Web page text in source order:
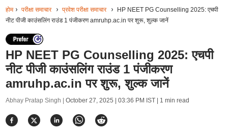
होम परीक्षा समाचार प्रवेश परीक्षा समाचार
HP NEET PG Counselling 2025: एचपी
नीट पीजी काउंसलिंग राउंड 1 पंजीकरण amruhp.ac.in पर शुरू, शुल्क जानें
HP NEET PG Counselling 2025: एचपी
नीट पीजी काउंसलिंग राउंड 1 पंजीकरण
amruhp.ac.in पर शुरू, शुल्क जानें
Abhay Pratap Singh | October 27, 2025 | 03:36 PM IST| 1 min read